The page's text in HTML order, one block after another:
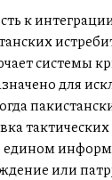
к
системы
для
едином
или